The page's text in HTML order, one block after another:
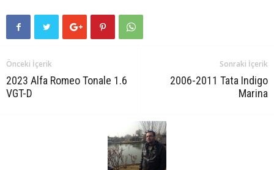
Önceki İçerik
2023 Alfa Romeo Tonale 1.6
VGT-D
Sonraki İçerik
2006-2011 Tata Indigo
Marina